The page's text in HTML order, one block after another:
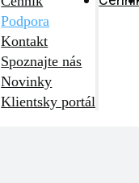
Podpora
Kontakt
Spoznajte nás
Novinky
Klientsky portál